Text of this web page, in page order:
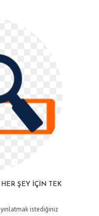
ŞEY İÇIN TEK
istediğiniz